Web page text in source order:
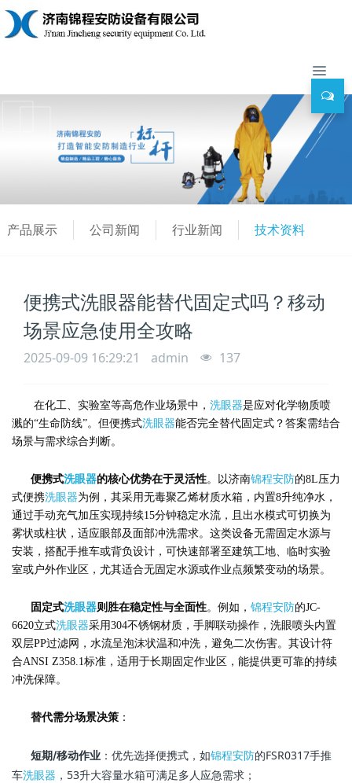
产品展示 公司新闻 行业新闻 技术资料
便携式洗眼器能替代固定式吗？移动
场景应急使用全攻略
2025-09-09 16:29:21 admin 137
在化工、实验室等高危作业场景中， 洗眼器是应对化学物质喷
溅的“生命防线”。但便携式洗眼器能否完全替代固定式？答案需结合
场景与需求综合判断。
便携式洗眼器的核心优势在于灵活性。以济南锦程安防的8L压力
式便携洗眼器为例，其采用无毒聚乙烯材质水箱，内置8升纯净水，
通过手动充气加压实现持续15分钟稳定水流，且出水模式可切换为
雾状或柱状，适应眼部及面部冲洗需求。这类设备无需固定水源与
安装，搭配手推车或背负设计，可快速部署至建筑工地、临时实验
室或户外作业区，尤其适合无固定水源或作业点频繁变动的场景。
固定式洗眼器则胜在稳定性与全面性。例如， 锦程安防的JC-
6620立式洗眼器采用304不锈钢材质，手脚联动操作，洗眼喷头内置
双层PP过滤网，水流呈泡沫状温和冲洗，避免二次伤害。其设计符
合ANSI Z358.1标准，适用于长期固定作业区，能提供更可靠的持续
冲洗保障。
替代需分场景决策 ：
短期/移动作业 ：优先选择便携式，如锦程安防的FSR0317手推
车洗眼器 ，53升大容量水箱可满足多人应急需求；